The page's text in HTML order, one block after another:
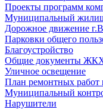
Проекты программ
Муниципальный
Дорожное движение
Парковки общего
Благоустройство
Общие документы
Уличное освещение
План ремонтных работ
Муниципальный
Нарушители